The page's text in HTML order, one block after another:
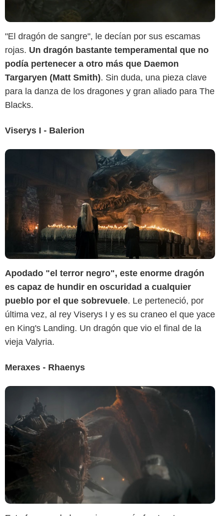
"El dragón de sangre", le decían por sus escamas
rojas. Un dragón bastante temperamental que no
podía pertenecer a otro más que Daemon
Targaryen (Matt Smith). Sin duda, una pieza clave
para la danza de los dragones y gran aliado para The
Blacks.
Viserys I - Balerion
Apodado "el terror negro", este enorme dragón
es capaz de hundir en oscuridad a cualquier
pueblo por el que sobrevuele. Le perteneció, por
última vez, al rey Viserys I y es su craneo el que yace
en King's Landing. Un dragón que vio el final de la
vieja Valyria.
Meraxes - Rhaenys
HBO MAX